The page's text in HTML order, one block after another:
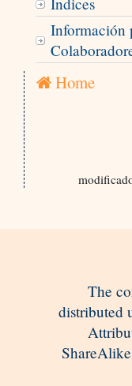
Información
Home
The
distributed